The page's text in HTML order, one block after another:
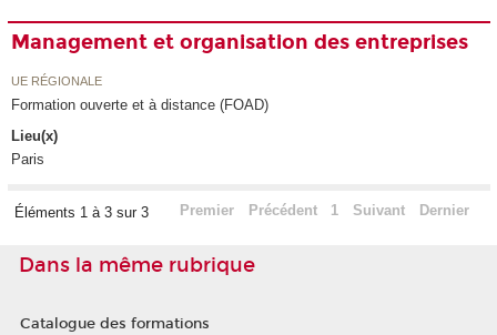
Management et organisation des entreprises
UE RÉGIONALE
Formation ouverte et à distance (FOAD)
Lieu(x)
Paris
Éléments 1 à 3 sur 3 Premier Précédent 1 Suivant Dernier
Dans la même rubrique
Catalogue des formations